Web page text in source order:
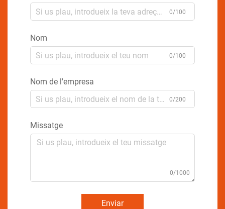
0/100
Nom
0/100
Nom de l'empresa
0/200
Missatge
0/1000
Enviar